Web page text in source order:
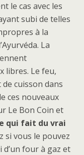
le cas avec les
subi de telles
à la
La
libres. Le feu,
cuisson dans
ces nouveaux
Le Bon Coin et
qui fait du vrai
si vous le pouvez
four à gaz et